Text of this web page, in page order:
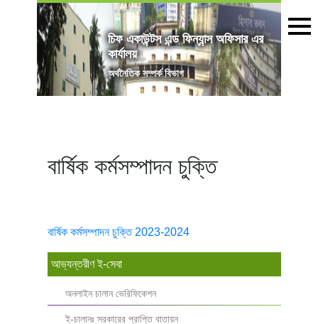
চিফ একাউন্টস এন্ড ফিন্যান্স অফিসার এর
কার্যালয়
অৰ্থনৈতিক সম্পর্ক বিভাগ
বার্ষিক কর্মসম্পাদন চুক্তি
বার্ষিক কর্মসম্পাদন চুক্তি 2023-2024
আভ্যন্তরীণ ই-সেবা
অনলাইন চালান ভেরিফিকেশন
ই-চালানঃ সরকারের প্রাপ্তি বাতায়ন